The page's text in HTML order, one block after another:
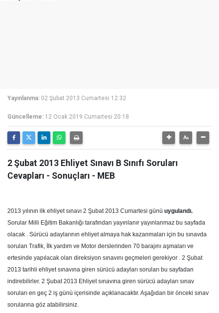
Yayınlanma: 02 Şubat 2013 Cumartesi 12:32
Güncelleme: 12 Ocak 2019 Cumartesi 20:18
2 Şubat 2013 Ehliyet Sınavı B Sınıfı Soruları
Cevapları - Sonuçları - MEB
2013 yılının ilk ehliyet sınavı 2 Şubat 2013 Cumartesi günü uygulandı.
Sorular Milli Eğitim Bakanlığı tarafından yayınlanır yayınlanmaz bu sayfada
olacak . Sürücü adaylarının ehliyet almaya hak kazanmaları için bu sınavda
sorulan Trafik, İlk yardım ve Motor derslerinden 70 barajını aşmaları ve
ertesinde yapılacak olan direksiyon sınavını geçmeleri gerekiyor . 2 Şubat
2013 tarihli ehliyet sınavına giren sürücü adayları soruları bu sayfadan
indirebilirler. 2 Şubat 2013 Ehliyet sınavına giren sürücü adayları sınav
soruları en geç 2 iş günü içerisinde açıklanacaktır. Aşağıdan bir önceki sınav
sorularına göz atabilirsiniz.